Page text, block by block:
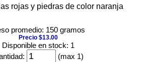
rojas y piedras de color naranja
promedio: 150 gramos
Precio $13.00
Disponible en stock: 1
(max 1)